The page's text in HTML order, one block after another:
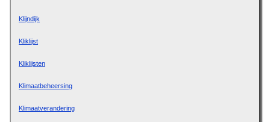
Klijndijk
Kliklijst
Kliklijsten
Klimaatbeheersing
Klimaatverandering